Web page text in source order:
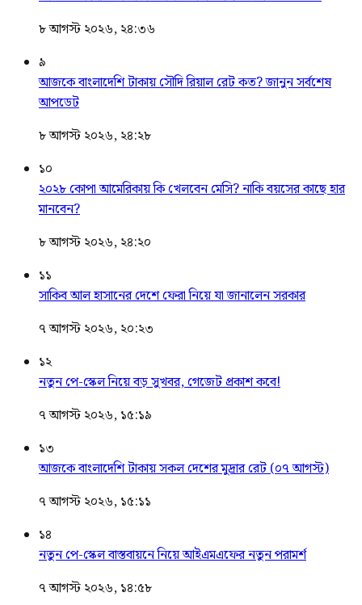
৮ আগস্ট ২০২৬, ২৪:৩৬
৯
আজকে বাংলাদেশি টাকায় সৌদি রিয়াল রেট কত? জানুন সর্বশেষ
আপডেট
৮ আগস্ট ২০২৬, ২৪:২৮
১০
২০২৮ কোপা আমেরিকায় কি খেলবেন মেসি? নাকি বয়সের কাছে হার
মানবেন?
৮ আগস্ট ২০২৬, ২৪:২০
১১
সাকিব আল হাসানের দেশে ফেরা নিয়ে যা জানালেন সরকার
৭ আগস্ট ২০২৬, ২০:২৩
১২
নতুন পে-স্কেল নিয়ে বড় সুখবর, গেজেট প্রকাশ কবে!
৭ আগস্ট ২০২৬, ১৫:১৯
১৩
আজকে বাংলাদেশি টাকায় সকল দেশের মুদ্রার রেট (০৭ আগস্ট)
৭ আগস্ট ২০২৬, ১৫:১১
১৪
নতুন পে-স্কেল বাস্তবায়নে নিয়ে আইএমএফের নতুন পরামর্শ
৭ আগস্ট ২০২৬, ১৪:৫৮